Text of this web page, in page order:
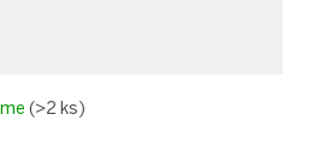
(>2 ks)